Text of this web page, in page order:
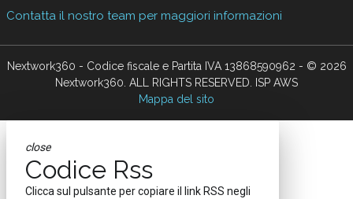
Contatta il nostro team per maggiori informazioni
Nextwork360 - Codice fiscale e Partita IVA 13868590962 - © 2026
Nextwork360. ALL RIGHTS RESERVED. ISP AWS
Mappa del sito
close
Codice Rss
Clicca sul pulsante per copiare il link RSS negli